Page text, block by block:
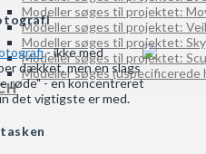
Modeller søges til projektet:
Modeller søges til projektet:
Modeller søges til projektet:
Modeller søges til projektet:
Modeller søges (uspecificerede
- ikke med
dækket, men en slags
røde" - en koncentreret
det vigtigste er med.